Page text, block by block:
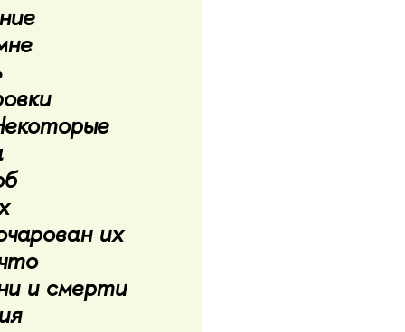
их
и смерти